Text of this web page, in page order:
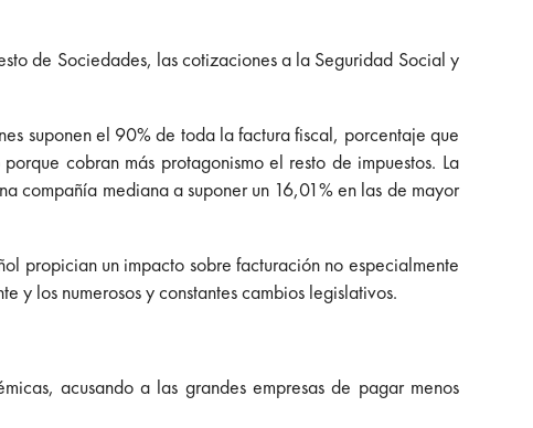
de Sociedades, las cotizaciones a la Seguridad Social y
suponen el 90% de toda la factura fiscal, porcentaje que
cobran más protagonismo el resto de impuestos. La
compañía mediana a suponer un 16,01% en las de mayor
propician un impacto sobre facturación no especialmente
los numerosos y constantes cambios legislativos.
acusando a las grandes empresas de pagar menos